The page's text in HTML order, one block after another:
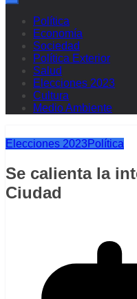
Política
Economía
Sociedad
Política Exterior
Salud
Elecciones 2023
Cultura
Medio Ambiente
Elecciones 2023 Política
Se calienta la
Ciudad